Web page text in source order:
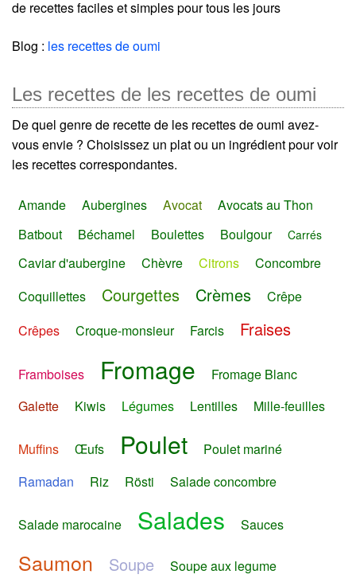
de recettes faciles et simples pour tous les jours
Blog : les recettes de oumi
Les recettes de les recettes de oumi
De quel genre de recette de les recettes de oumi avez-
vous envie ? Choisissez un plat ou un ingrédient pour voir
les recettes correspondantes.
Amande Aubergines Avocat
Avocats au Thon
Batbout
Béchamel Boulettes Boulgour Carrés
Caviar d'aubergine Chèvre Citrons
Concombre
Coquillettes
Courgettes Crèmes
Crêpe
Crêpes
Croque-monsieur Farcis Fraises
Framboises Fromage
Fromage Blanc
Galette
Kiwis Légumes Lentilles Mille-feuilles
Muffins Œufs Poulet
Poulet mariné
Ramadan
Riz Rösti Salade concombre
Salade marocaine Salades Sauces
Saumon Soupe
Soupe aux legume